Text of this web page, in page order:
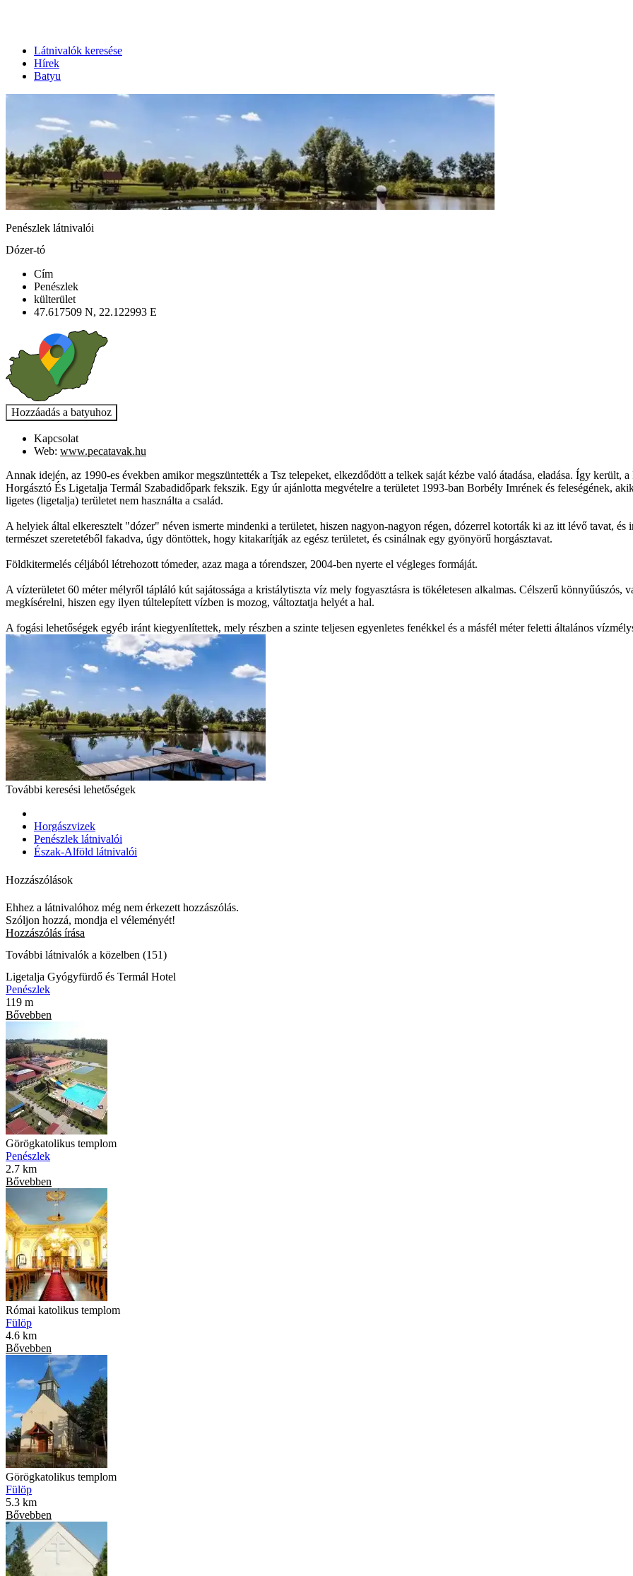
Látnivalók keresése
Hírek
Batyu
Penészlek látnivalói
Dózer-tó
Cím
Penészlek
külterület
47.617509 N, 22.122993 E
Kapcsolat
Web: www.pecatavak.hu
Annak idején, az 1990-es években amikor megszüntették a Tsz telepeket, elkezdődött a telkek saját kézbe való átadása, eladása. Így került,
Horgásztó És Ligetalja Termál Szabadidőpark fekszik. Egy úr ajánlotta megvételre a területet 1993-ban Borbély Imrének és feleségének,
ligetes (ligetalja) területet nem használta a család.
A helyiek által elkeresztelt "dózer" néven ismerte mindenki a területet, hiszen nagyon-nagyon régen, dózerrel kotorták ki az itt lévő tavat,
természet szeretetéből fakadva, úgy döntöttek, hogy kitakarítják az egész területet, és csinálnak egy gyönyörű horgásztavat.
Földkitermelés céljából létrehozott tómeder, azaz maga a tórendszer, 2004-ben nyerte el végleges formáját.
A vízterületet 60 méter mélyről tápláló kút sajátossága a kristálytiszta víz mely fogyasztásra is tökéletesen alkalmas. Célszerű könnyűúszós,
megkísérelni, hiszen egy ilyen túltelepített vízben is mozog, változtatja helyét a hal.
A fogási lehetőségek egyéb iránt kiegyenlítettek, mely részben a szinte teljesen egyenletes fenékkel és a másfél méter feletti általános
További keresési lehetőségek
Horgászvizek
Penészlek látnivalói
Észak-Alföld látnivalói
Hozzászólások
Ehhez a látnivalóhoz még nem érkezett hozzászólás.
Szóljon hozzá, mondja el véleményét!
Hozzászólás írása
További látnivalók a közelben (151)
Ligetalja Gyógyfürdő és Termál Hotel
Penészlek
119 m
Bővebben
Görögkatolikus templom
Penészlek
2.7 km
Bővebben
Római katolikus templom
Fülöp
4.6 km
Bővebben
Görögkatolikus templom
Fülöp
5.3 km
Bővebben